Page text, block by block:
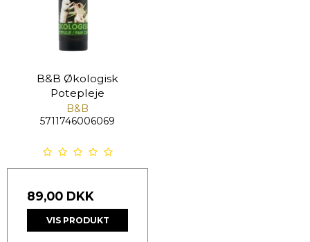
B&B Økologisk
Potepleje
B&B
5711746006069
89,00 DKK
VIS PRODUKT